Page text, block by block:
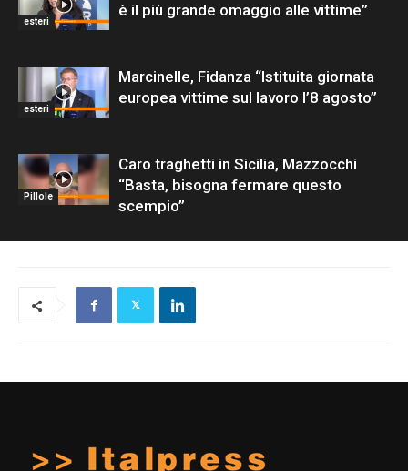
esteri
è il più grande omaggio alle vittime”
esteri
Marcinelle, Fidanza “Istituita giornata
europea vittime sul lavoro l’8 agosto”
Pillole
Caro traghetti in Sicilia, Mazzocchi
“Basta, bisogna fermare questo
scempio”